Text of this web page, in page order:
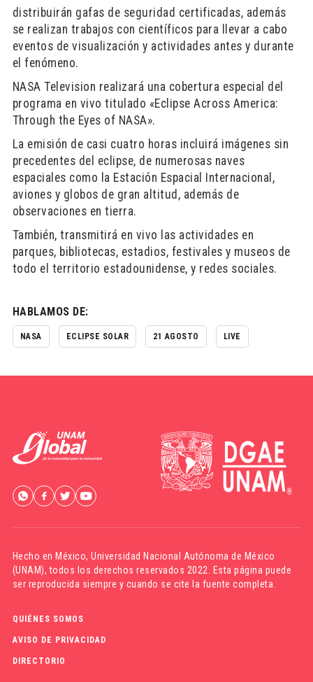
distribuirán gafas de seguridad certificadas, además
se realizan trabajos con científicos para llevar a cabo
eventos de visualización y actividades antes y durante
el fenómeno.
NASA Television realizará una cobertura especial del
programa en vivo titulado «Eclipse Across America:
Through the Eyes of NASA».
La emisión de casi cuatro horas incluirá imágenes sin
precedentes del eclipse, de numerosas naves
espaciales como la Estación Espacial Internacional,
aviones y globos de gran altitud, además de
observaciones en tierra.
También, transmitirá en vivo las actividades en
parques, bibliotecas, estadios, festivales y museos de
todo el territorio estadounidense, y redes sociales.
HABLAMOS DE:
NASA ECLIPSE SOLAR 21 AGOSTO LIVE
Hecho en México,Universidad Nacional Autónoma de México
(UNAM), todos los derechos reservados 2022. Esta página puede
ser reproducida siempre y cuando se cite la fuente completa.
QUIÉNES SOMOS
AVISO DE PRIVACIDAD
DIRECTORIO